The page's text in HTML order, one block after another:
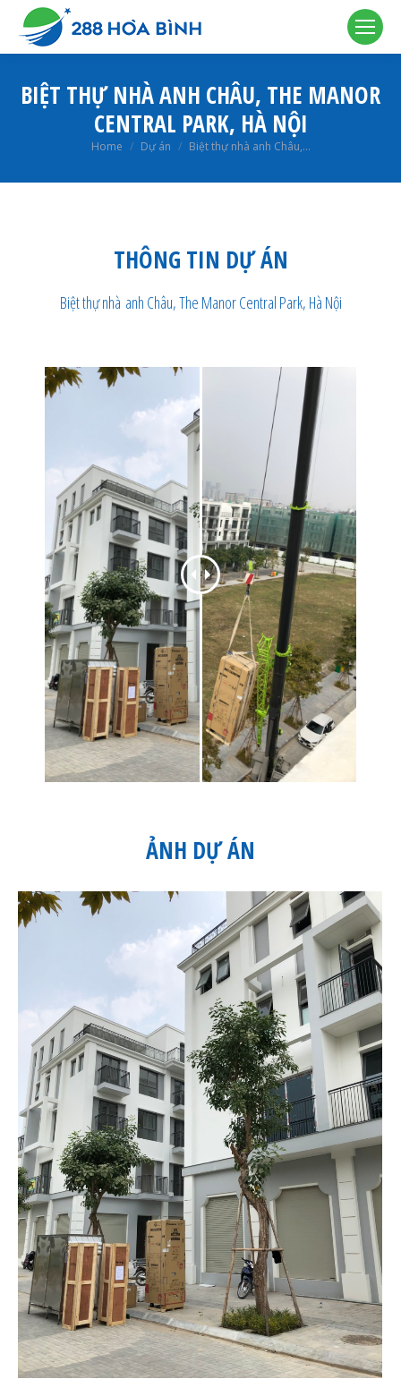
BIỆT THỰ NHÀ ANH CHÂU, THE MANOR
CENTRAL PARK, HÀ NỘI
You are here:
Home Dự án Biệt thự nhà anh Châu,…
THÔNG TIN DỰ ÁN
Biệt thự nhà anh Châu, The Manor Central Park, Hà Nội
ẢNH DỰ ÁN